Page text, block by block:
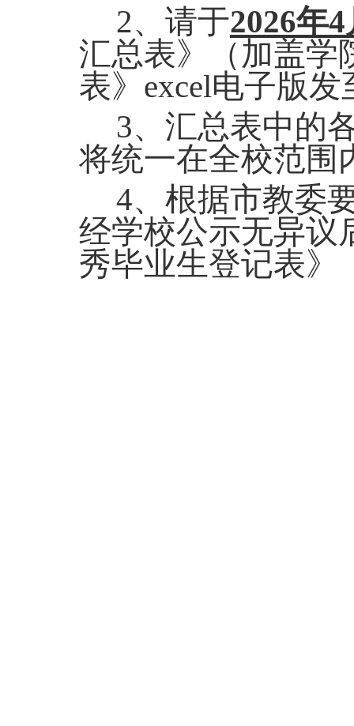
2、请于2026年4
汇总表》（加盖学
表》 excel电子版发
3、汇总表中的
将统一在全校范围
4、根据市教委
经学校公示无异议
秀毕业生登记表》